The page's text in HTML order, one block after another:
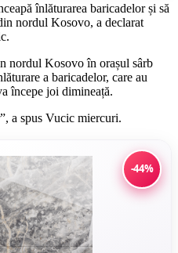
înlăturarea baricadelor și să
nordul Kosovo, a declarat
nordul Kosovo în orașul sârb
a baricadelor, care au
începe joi dimineață.
a spus Vucic miercuri.
-44%